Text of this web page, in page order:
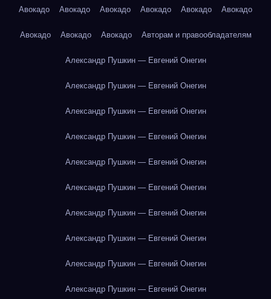
Авокадо Авокадо Авокадо Авокадо Авокадо Авокадо
Авокадо Авокадо Авокадо Авторам и правообладателям
Александр Пушкин — Евгений Онегин
Александр Пушкин — Евгений Онегин
Александр Пушкин — Евгений Онегин
Александр Пушкин — Евгений Онегин
Александр Пушкин — Евгений Онегин
Александр Пушкин — Евгений Онегин
Александр Пушкин — Евгений Онегин
Александр Пушкин — Евгений Онегин
Александр Пушкин — Евгений Онегин
Александр Пушкин — Евгений Онегин